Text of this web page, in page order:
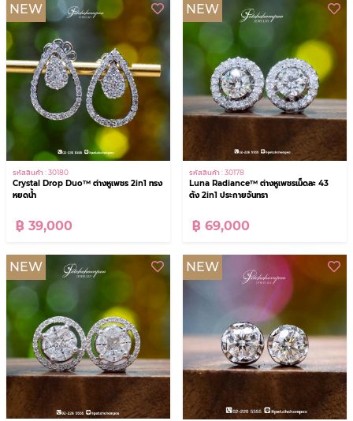
NEW
รหัสสินค้า : 30180
Crystal Drop Duo™ ต่างหูเพชร 2in1 ทรง
หยดน้ำ
฿ 39,000
NEW
รหัสสินค้า : 30178
Luna Radiance™ ต่างหูเพชรเม็ดละ 43
ตัง 2in1 ประกายจันทรา
฿ 69,000
NEW NEW